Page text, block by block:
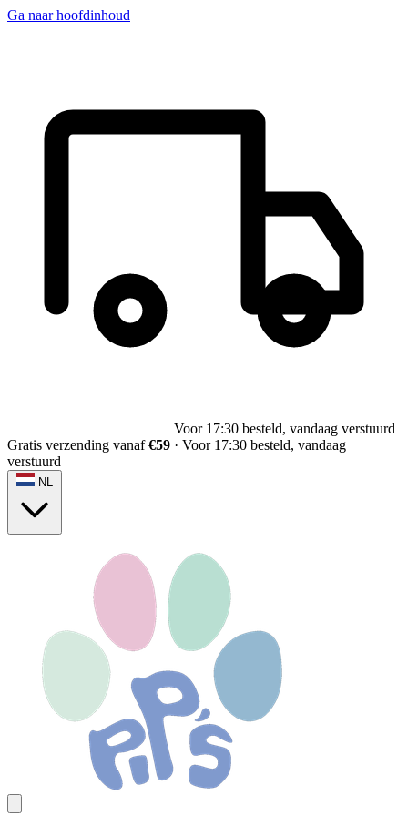
Ga naar hoofdinhoud
Voor 17:30 besteld, vandaag verstuurd
Gratis verzending vanaf€59 · Voor 17:30 besteld, vandaag
verstuurd
NL